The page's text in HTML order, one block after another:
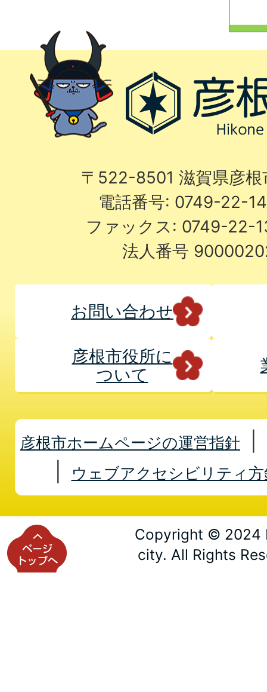
〒522-8501 滋賀県彦
電話番号: 0749-22-
ファックス: 0749-22-
法人番号
お問い合わせ
彦根市役所に
ついて
彦根市ホームページの運営指針
ウェブアクセシビリティ方
Copyright © 2024
city. All Rights